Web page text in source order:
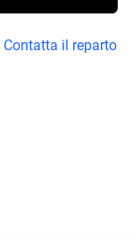
Contatta il reparto